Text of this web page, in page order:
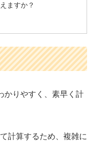
ますか？
かりやすく、素早く計
計算するため、複雑に